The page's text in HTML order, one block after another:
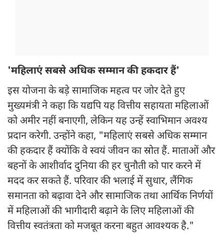
'महिलाएं सबसे अधिक सम्मान की हकदार हैं'
इस योजना के बड़े सामाजिक महत्व पर जोर देते हुए
मुख्यमंत्री ने कहा कि यद्यपि यह वित्तीय सहायता महिलाओं
को अमीर नहीं बनाएगी, लेकिन यह उन्हें स्वाभिमान अवश्य
प्रदान करेगी. उन्होंने कहा, "महिलाएं सबसे अधिक सम्मान
की हकदार हैं क्योंकि वे स्वयं जीवन का स्रोत हैं. माताओं और
बहनों के आशीर्वाद दुनिया की हर चुनौती को पार करने में
मदद कर सकते हैं. परिवार की भलाई में सुधार, लैंगिक
समानता को बढ़ावा देने और सामाजिक तथा आर्थिक निर्णयों
में महिलाओं की भागीदारी बढ़ाने के लिए महिलाओं की
वित्तीय स्वतंत्रता को मजबूत करना बहुत आवश्यक है."